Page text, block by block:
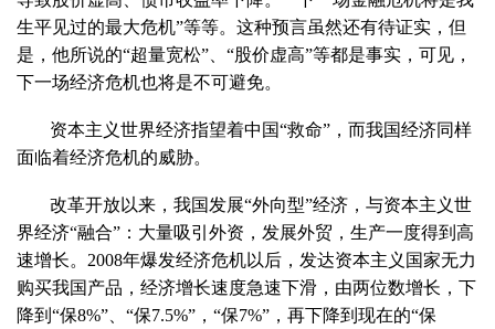
生平见过的最大危机”等等。这种预言虽然还有待证实，但
是，他所说的“超量宽松”、“股价虚高”等都是事实，可见，
下一场经济危机也将是不可避免。
资本主义世界经济指望着中国“救命”，而我国经济同样
面临着经济危机的威胁。
改革开放以来，我国发展“外向型”经济，与资本主义世
界经济“融合”：大量吸引外资，发展外贸，生产一度得到高
速增长。 2008年爆发经济危机以后，发达资本主义国家无力
购买我国产品，经济增长速度急速下滑，由两位数增长，下
降到“保8%”、“保7.5%”，“保7%”，再下降到现在的“保